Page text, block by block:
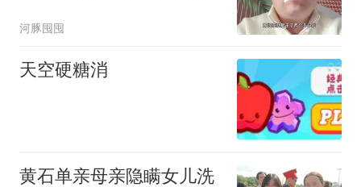
河豚囤囤
天空硬糖消
黄石单亲母亲隐瞒女儿洗